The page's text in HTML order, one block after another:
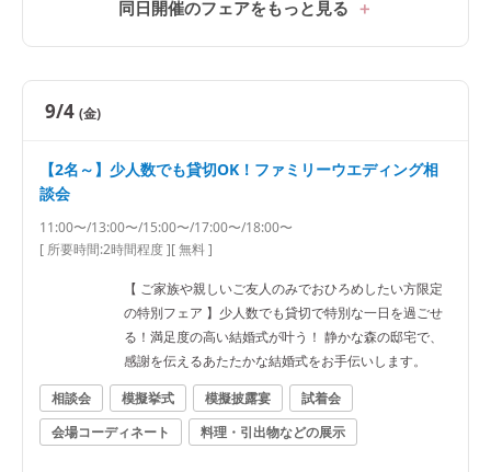
同日開催のフェアをもっと見る
9/4 (金)
【2名～】少人数でも貸切OK！ファミリーウエディング相
談会
11:00〜/13:00〜/15:00〜/17:00〜/18:00〜
[ 所要時間:2時間程度][ 無料 ]
【 ご家族や親しいご友人のみでおひろめしたい方限定
の特別フェア 】少人数でも貸切で特別な一日を過ごせ
る！満足度の高い結婚式が叶う！ 静かな森の邸宅で、
感謝を伝えるあたたかな結婚式をお手伝いします。
相談会
模擬挙式 模擬披露宴
試着会
会場コーディネート
料理・引出物などの展示